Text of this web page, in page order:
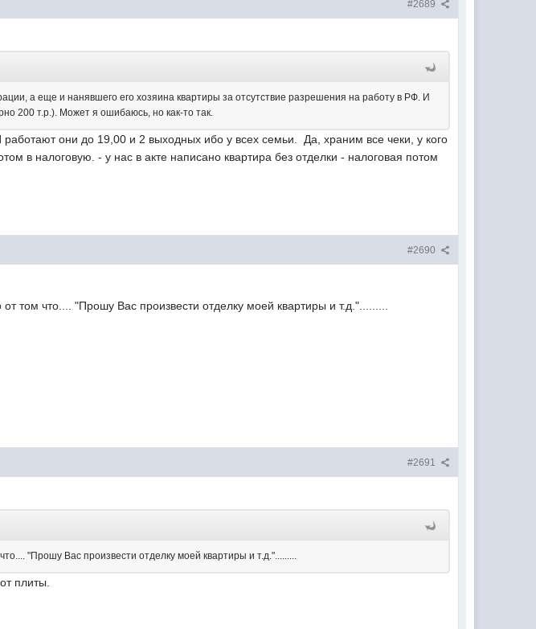
#2689
а еще и нанявшего его хозяина квартиры за отсутствие разрешения на работу в РФ. И
200 т.р.). Может я ошибаюсь, но как-то так.
они до 19,00 и 2 выходных ибо у всех семьи. Да, храним все чеки, у кого
в налоговую. - у нас в акте написано квартира без отделки - налоговая потом
#2690
том что.... "Прошу Вас произвести отделку моей квартиры и т.д.".........
#2691
"Прошу Вас произвести отделку моей квартиры и т.д.".........
плиты.